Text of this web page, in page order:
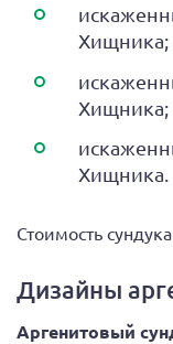
Хищника;
Хищника;
Хищника.
Стоимость
Дизайны
Аргенитовый